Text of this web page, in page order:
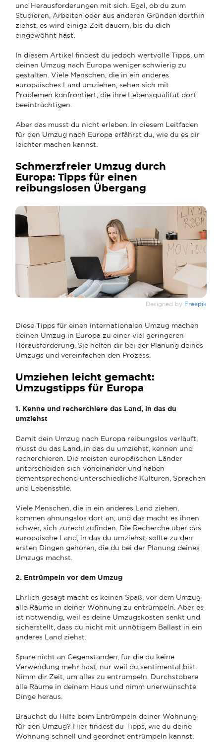
und Herausforderungen mit sich. Egal, ob du zum
Studieren, Arbeiten oder aus anderen Gründen dorthin
ziehst, es wird einige Zeit dauern, bis du dich
eingewöhnt hast.
In diesem Artikel findest du jedoch wertvolle Tipps, um
deinen Umzug nach Europa weniger schwierig zu
gestalten. Viele Menschen, die in ein anderes
europäisches Land umziehen, sehen sich mit
Problemen konfrontiert, die ihre Lebensqualität dort
beeinträchtigen.
Aber das musst du nicht erleben. In diesem Leitfaden
für den Umzug nach Europa erfährst du, wie du es dir
leichter machen kannst.
Schmerzfreier Umzug durch
Europa: Tipps für einen
reibungslosen Übergang
Designed by Freepik
Diese Tipps für einen internationalen Umzug machen
deinen Umzug in Europa zu einer viel geringeren
Herausforderung. Sie helfen dir bei der Planung deines
Umzugs und vereinfachen den Prozess.
Umziehen leicht gemacht:
Umzugstipps für Europa
1. Kenne und recherchiere das Land, in das du
umziehst
Damit dein Umzug nach Europa reibungslos verläuft,
musst du das Land, in das du umziehst, kennen und
recherchieren. Die meisten europäischen Länder
unterscheiden sich voneinander und haben
dementsprechend unterschiedliche Kulturen, Sprachen
und Lebensstile.
Viele Menschen, die in ein anderes Land ziehen,
kommen ahnungslos dort an, und das macht es ihnen
schwer, sich zurechtzufinden. Die Recherche über das
europäische Land, in das du umziehst, sollte zu den
ersten Dingen gehören, die du bei der Planung deines
Umzugs machst.
2. Entrümpeln vor dem Umzug
Ehrlich gesagt macht es keinen Spaß, vor dem Umzug
alle Räume in deiner Wohnung zu entrümpeln. Aber es
ist notwendig, weil es deine Umzugskosten senkt und
sicherstellt, dass du nicht mit unnötigem Ballast in ein
anderes Land ziehst.
Spare nicht an Gegenständen, für die du keine
Verwendung mehr hast, nur weil du sentimental bist.
Nimm dir Zeit, um alles zu entrümpeln. Durchstöbere
alle Räume in deinem Haus und nimm unerwünschte
Dinge heraus.
Brauchst du Hilfe beim Entrümpeln deiner Wohnung
für den Umzug? Hier findest du Tipps, wie du deine
Wohnung schnell und geordnet entrümpeln kannst.